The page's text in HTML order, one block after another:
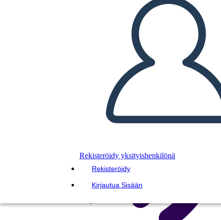
Rekisteröidy yksityishenkilönä
Rekisteröidy
Kirjautua Sisään
TOISTA DIAESITYS
LUE MINULLE